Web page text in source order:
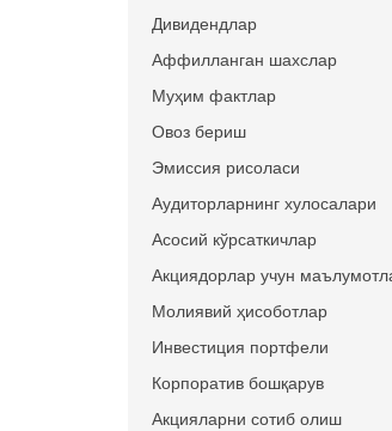
Дивидендлар
Аффилланган шахслар
Муҳим фактлар
Овоз бериш
Эмиссия рисоласи
Аудиторларнинг хулосалари
Асосий кўрсаткичлар
Акциядорлар учун
Молиявий ҳисоботлар
Инвестиция портфели
Корпоратив бошқарув
Акцияларни сотиб олиш